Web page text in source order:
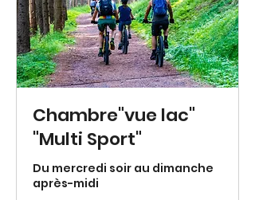
Chambre"vue lac"
"Multi Sport"
Du mercredi soir au dimanche
après-midi